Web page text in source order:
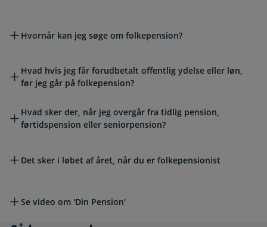
Hvornår kan jeg søge om folkepension?
Hvad hvis jeg får forudbetalt offentlig ydelse eller løn,
før jeg går på folkepension?
Hvad sker der, når jeg overgår fra tidlig pension,
førtidspension eller seniorpension?
Det sker i løbet af året, når du er folkepensionist
Se video om 'Din Pension'